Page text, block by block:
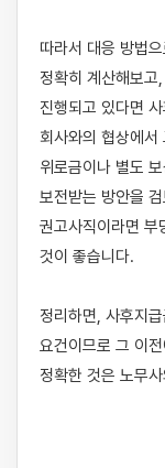
따라서 대응 방법
정확히 계산해보
진행되고 있다면
회사와의 협상에
위로금이나 별도
보전받는 방안을
권고사직이라면 부
것이 좋습니다.
정리하면, 사후지
요건이므로 그 이
정확한 것은 노무